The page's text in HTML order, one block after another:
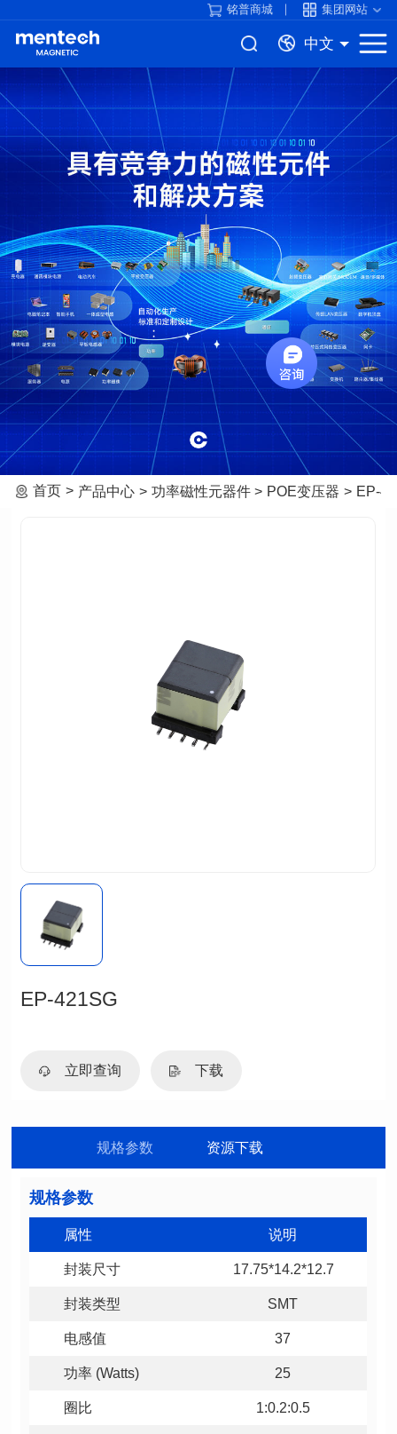
铭普商城 集团网站
中文
首页 产品中心 功率磁性元器件 POE变压器 EP-
EP-421SG
立即查询 下载
规格参数 资源下载
规格参数
属性 说明
封装尺寸 17.75*14.2*12.7
封装类型 SMT
电感值 37
功率 (Watts) 25
圈比 1:0.2:0.5